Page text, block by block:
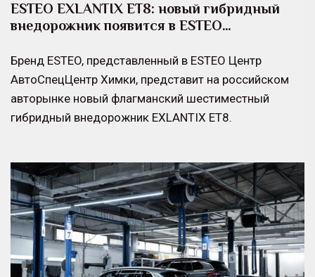
ESTEO EXLANTIX ET8: новый гибридный
внедорожник появится в ESTEO…
Бренд ESTEO, представленный в ESTEO Центр
АвтоСпецЦентр Химки, представит на российском
авторынке новый флагманский шестиместный
гибридный внедорожник EXLANTIX ET8.